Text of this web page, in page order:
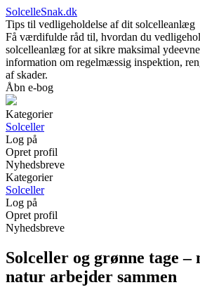
SolcelleSnak.dk
Tips til vedligeholdelse af dit solcelleanlæg
Få værdifulde råd til, hvordan du
solcelleanlæg for at sikre maksimal
information om regelmæssig inspektion,
af skader.
Åbn e-bog
Kategorier
Solceller
Log på
Opret profil
Nyhedsbreve
Kategorier
Solceller
Log på
Opret profil
Nyhedsbreve
Solceller og grønne tage –
natur arbejder sammen